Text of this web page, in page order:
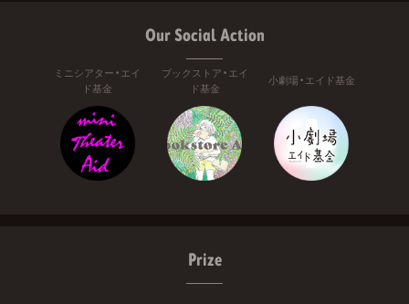
Our Social Action
ミニシアター・エイ
ド基金
ブックストア・エイ
ド基金
小劇場・エイド基金
Prize